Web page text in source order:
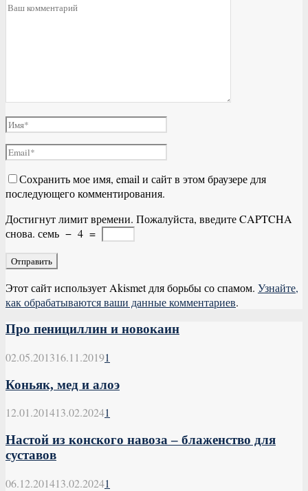
Сохранить мое имя, email и сайт в этом браузере для
последующего комментирования.
Достигнут лимит времени. Пожалуйста, введите CAPTCHA
снова. семь − 4 =
Этот сайт использует Akismet для борьбы со спамом. Узнайте,
как обрабатываются ваши данные комментариев.
Про пенициллин и новокаин
02.05.201316.11.20191
Коньяк, мед и алоэ
12.01.201413.02.20241
Настой из конского навоза – блаженство для
суставов
06.12.201413.02.20241